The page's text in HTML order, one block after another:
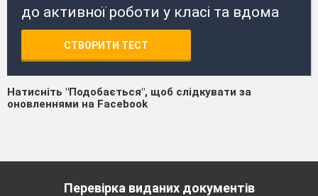
до активної роботи у класі та вдома
СТВОРИТИ ТЕСТ
Натисніть "Подобається", щоб слідкувати за
оновленнями на Facebook
Перевірка виданих документів